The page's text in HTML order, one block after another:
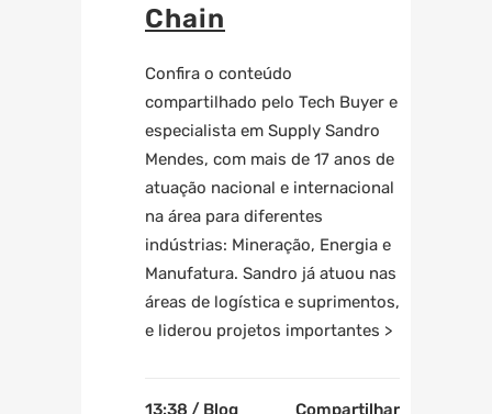
Chain
Confira o conteúdo
compartilhado pelo Tech Buyer e
especialista em Supply Sandro
Mendes, com mais de 17 anos de
atuação nacional e internacional
na área para diferentes
indústrias: Mineração, Energia e
Manufatura. Sandro já atuou nas
áreas de logística e suprimentos,
e liderou projetos importantes >
13:38 / Blog Compartilhar